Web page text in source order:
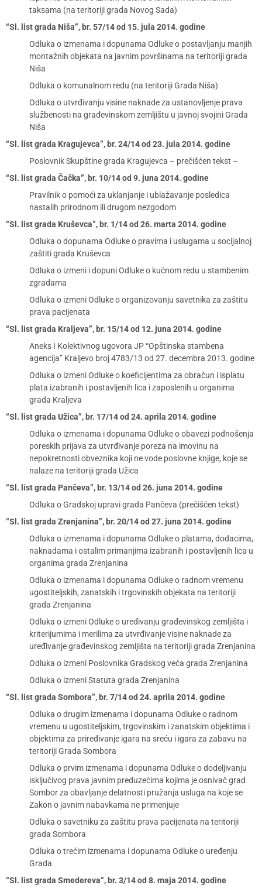
taksama (na teritoriji grada Novog Sada)
“Sl. list grada Niša”, br. 57/14 od 15. jula 2014. godine
Odluka o izmenama i dopunama Odluke o postavljanju manjih
montažnih objekata na javnim površinama na teritoriji grada
Niša
Odluka o komunalnom redu (na teritoriji Grada Niša)
Odluka o utvrđivanju visine naknade za ustanovljenje prava
službenosti na građevinskom zemljištu u javnoj svojini Grada
Niša
“Sl. list grada Kragujevca”, br. 24/14 od 23. jula 2014. godine
Poslovnik Skupštine grada Kragujevca – prečišćen tekst –
“Sl. list grada Čačka”, br. 10/14 od 9. juna 2014. godine
Pravilnik o pomoći za uklanjanje i ublažavanje posledica
nastalih prirodnom ili drugom nezgodom
“Sl. list grada Kruševca”, br. 1/14 od 26. marta 2014. godine
Odluka o dopunama Odluke o pravima i uslugama u socijalnoj
zaštiti grada Kruševca
Odluka o izmeni i dopuni Odluke o kućnom redu u stambenim
zgradama
Odluka o izmeni Odluke o organizovanju savetnika za zaštitu
prava pacijenata
“Sl. list grada Kraljeva”, br. 15/14 od 12. juna 2014. godine
Aneks I Kolektivnog ugovora JP “Opštinska stambena
agencija” Kraljevo broj 4783/13 od 27. decembra 2013. godine
Odluka o izmeni Odluke o koeficijentima za obračun i isplatu
plata izabranih i postavljenih lica i zaposlenih u organima
grada Kraljeva
“Sl. list grada Užica”, br. 17/14 od 24. aprila 2014. godine
Odluka o izmenama i dopunama Odluke o obavezi podnošenja
poreskih prijava za utvrđivanje poreza na imovinu na
nepokretnosti obveznika koji ne vode poslovne knjige, koje se
nalaze na teritoriji grada Užica
“Sl. list grada Pančeva”, br. 13/14 od 26. juna 2014. godine
Odluka o Gradskoj upravi grada Pančeva (prečišćen tekst)
“Sl. list grada Zrenjanina”, br. 20/14 od 27. juna 2014. godine
Odluka o izmenama i dopunama Odluke o platama, dodacima,
naknadama i ostalim primanjima izabranih i postavljenih lica u
organima grada Zrenjanina
Odluka o izmenama i dopunama Odluke o radnom vremenu
ugostiteljskih, zanatskih i trgovinskih objekata na teritoriji
grada Zrenjanina
Odluka o izmeni Odluke o uređivanju građevinskog zemljišta i
kriterijumima i merilima za utvrđivanje visine naknade za
uređivanje građevinskog zemljišta na teritoriji grada Zrenjanina
Odluka o izmeni Poslovnika Gradskog veća grada Zrenjanina
Odluka o izmeni Statuta grada Zrenjanina
“Sl. list grada Sombora”, br. 7/14 od 24. aprila 2014. godine
Odluka o drugim izmenama i dopunama Odluke o radnom
vremenu u ugostiteljskim, trgovinskim i zanatskim objektima i
objektima za priređivanje igara na sreću i igara za zabavu na
teritoriji Grada Sombora
Odluka o prvim izmenama i dopunama Odluke o dodeljivanju
isključivog prava javnim preduzećima kojima je osnivač grad
Sombor za obavljanje delatnosti pružanja usluga na koje se
Zakon o javnim nabavkama ne primenjuje
Odluka o savetniku za zaštitu prava pacijenata na teritoriji
grada Sombora
Odluka o trećim izmenama i dopunama Odluke o uređenju
Grada
“Sl. list grada Smedereva”, br. 3/14 od 8. maja 2014. godine